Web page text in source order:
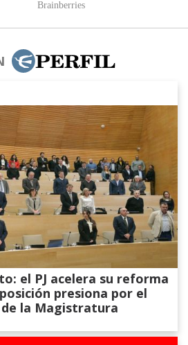
el PJ acelera su reforma
presiona por el
de la Magistratura